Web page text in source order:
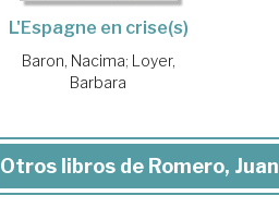
L'Espagne en crise(s)
Baron, Nacima; Loyer,
Barbara
Otros libros de Romero, Juan